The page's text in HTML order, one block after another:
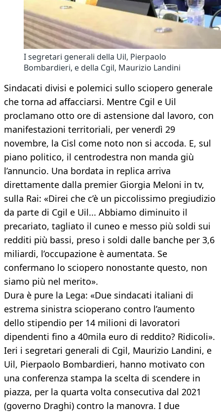
I segretari generali della Uil, Pierpaolo
Bombardieri, e della Cgil, Maurizio Landini
Sindacati divisi e polemici sullo sciopero generale
che torna ad affacciarsi. Mentre Cgil e Uil
proclamano otto ore di astensione dal lavoro, con
manifestazioni territoriali, per venerdì 29
novembre, la Cisl come noto non si accoda. E, sul
piano politico, il centrodestra non manda giù
l’annuncio. Una bordata in replica arriva
direttamente dalla premier Giorgia Meloni in tv,
sulla Rai: «Direi che c’è un piccolissimo pregiudizio
da parte di Cgil e Uil... Abbiamo diminuito il
precariato, tagliato il cuneo e messo più soldi sui
redditi più bassi, preso i soldi dalle banche per 3,6
miliardi, l’occupazione è aumentata. Se
confermano lo sciopero nonostante questo, non
siamo più nel merito».
Dura è pure la Lega: «Due sindacati italiani di
estrema sinistra scioperano contro l’aumento
dello stipendio per 14 milioni di lavoratori
dipendenti fino a 40mila euro di reddito? Ridicoli».
Ieri i segretari generali di Cgil, Maurizio Landini, e
Uil, Pierpaolo Bombardieri, hanno motivato con
una conferenza stampa la scelta di scendere in
piazza, per la quarta volta consecutiva dal 2021
(governo Draghi) contro la manovra. I due